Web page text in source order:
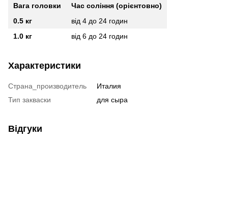
Вага головки
Час соління (орієнтовно)
0.5 кг
від 4 до 24 годин
1.0 кг
від 6 до 24 годин
Характеристики
Страна_производитель
Италия
Тип закваски
для сыра
Відгуки